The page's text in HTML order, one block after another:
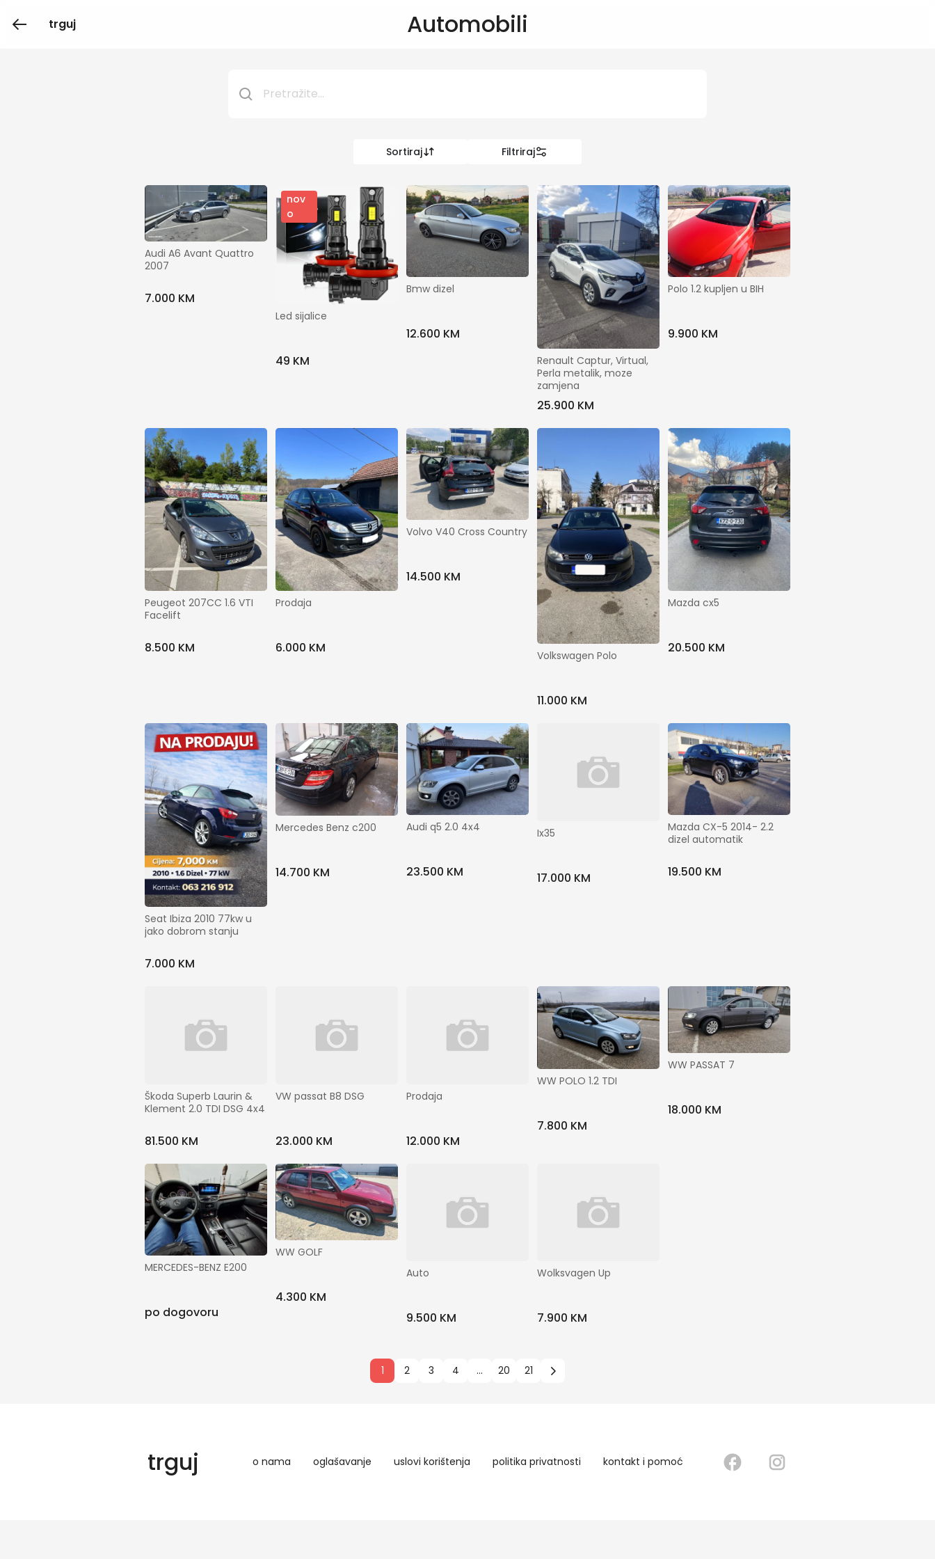
trguj Automobili
Sortiraj Filtriraj
0 KM KM
Kategorije
Vozila
Odaberite
Godina proizvodnje do
Kilometraža do
Kubikaža Odaberite
Konjskih snaga
Odaberite
Prikaži ostale filtere
Traži
Audi A6 Avant Quattro
2007
7.000 KM
nov
o
Led sijalice
49 KM
Bmw dizel
12.600 KM
Renault Captur, Virtual,
Perla metalik, moze
zamjena
25.900 KM
Polo 1.2 kupljen u BIH
9.900 KM
Peugeot 207CC 1.6 VTI
Facelift
8.500 KM
Prodaja
6.000 KM
Volvo V40 Cross Country
14.500 KM
Volkswagen Polo
11.000 KM
Mazda cx5
20.500 KM
Seat Ibiza 2010 77kw u
jako dobrom stanju
7.000 KM
Mercedes Benz c200
14.700 KM
Audi q5 2.0 4x4
23.500 KM
Ix35
17.000 KM
Mazda CX-5 2014- 2.2
dizel automatik
19.500 KM
Škoda Superb Laurin &
Klement 2.0 TDI DSG 4x4
81.500 KM
VW passat B8 DSG
23.000 KM
Prodaja
12.000 KM
WW POLO 1.2 TDI
7.800 KM
WW PASSAT 7
18.000 KM
MERCEDES-BENZ E200
po dogovoru
WW GOLF
4.300 KM
Auto
9.500 KM
Wolksvagen Up
7.900 KM
1 2 3 4 ... 20 21
trguj o nama oglašavanje uslovi korištenja politika privatnosti kontakt i pomoć